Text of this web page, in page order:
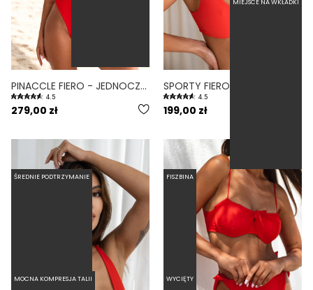
PINACCLE FIERO - JEDNOCZĘŚCIOWY STRÓJ KĄPIELOWY MODELUJĄCY WIĄZANY CZERWONY
4.5
279,00 zł
4.5
199,00 zł
ŚREDNIE PODTRZYMANIE
MIEJSCE NA WKŁADKI
FISZBINA
MOCNA KOMPRESJA TALII WYCIĘTY